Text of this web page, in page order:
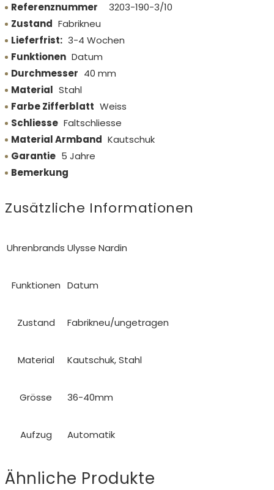
Referenznummer
3203-190-3/10
Zustand Fabrikneu
Lieferfrist: 3-4 Wochen
Funktionen Datum
Durchmesser 40 mm
Material Stahl
Farbe Zifferblatt Weiss
Schliesse Faltschliesse
Material Armband Kautschuk
Garantie 5 Jahre
Bemerkung
Zusätzliche Informationen
Uhrenbrands Ulysse Nardin
Funktionen Datum
Zustand Fabrikneu/ungetragen
Material Kautschuk, Stahl
Grösse 36-40mm
Aufzug Automatik
Ähnliche Produkte